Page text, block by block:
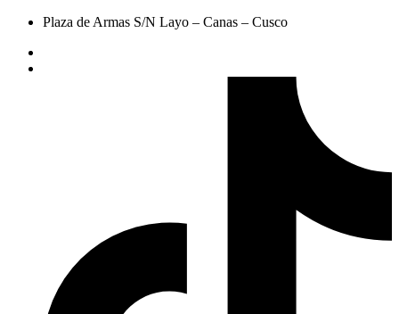
Plaza de Armas S/N Layo – Canas – Cusco